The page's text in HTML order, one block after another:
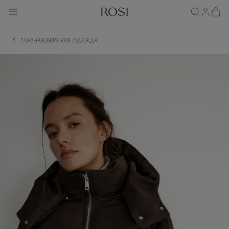
ГЛАВНАЯ ВЕРХНЯЯ ОДЕЖДА